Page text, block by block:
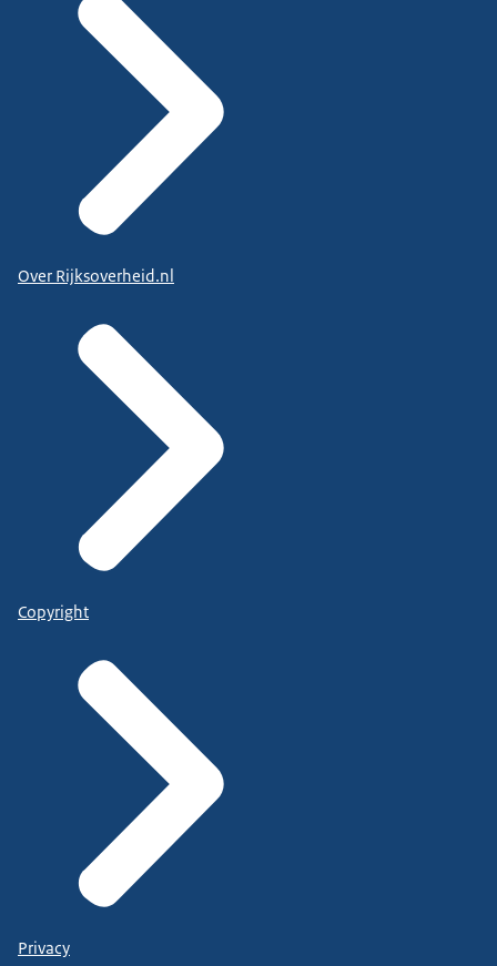
Over Rijksoverheid.nl
Copyright
Privacy